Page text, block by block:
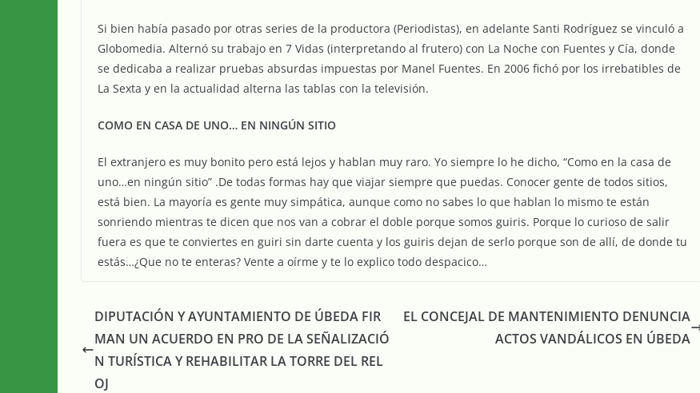
Si bien había pasado por otras series de la productora (Periodistas), en adelante Santi Rodríguez se vinculó a
Globomedia. Alternó su trabajo en 7 Vidas (interpretando al frutero) con La Noche con Fuentes y Cía, donde
se dedicaba a realizar pruebas absurdas impuestas por Manel Fuentes. En 2006 fichó por los irrebatibles de
La Sexta y en la actualidad alterna las tablas con la televisión.
COMO EN CASA DE UNO… EN NINGÚN SITIO
El extranjero es muy bonito pero está lejos y hablan muy raro. Yo siempre lo he dicho, “Como en la casa de
uno…en ningún sitio” .De todas formas hay que viajar siempre que puedas. Conocer gente de todos sitios,
está bien. La mayoría es gente muy simpática, aunque como no sabes lo que hablan lo mismo te están
sonriendo mientras te dicen que nos van a cobrar el doble porque somos guiris. Porque lo curioso de salir
fuera es que te conviertes en guiri sin darte cuenta y los guiris dejan de serlo porque son de allí, de donde tu
estás…¿Que no te enteras? Vente a oírme y te lo explico todo despacico…
DIPUTACIÓN Y AYUNTAMIENTO DE ÚBEDA FIR
MAN UN ACUERDO EN PRO DE LA SEÑALIZACIÓ
N TURÍSTICA Y REHABILITAR LA TORRE DEL REL
OJ
EL CONCEJAL DE MANTENIMIENTO DENUNCIA
ACTOS VANDÁLICOS EN ÚBEDA